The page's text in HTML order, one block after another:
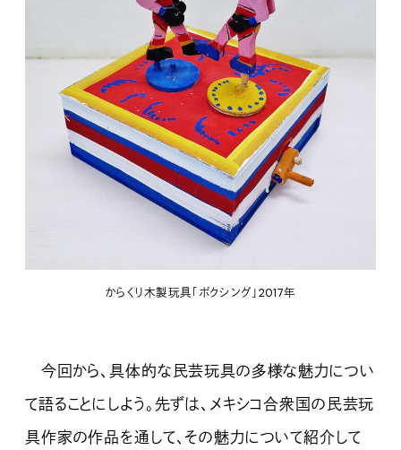
からくり木製玩具「ボクシング」2017年
今回から、具体的な民芸玩具の多様な魅力につい
て語ることにしよう。先ずは、メキシコ合衆国の民芸玩
具作家の作品を通して、その魅力について紹介して